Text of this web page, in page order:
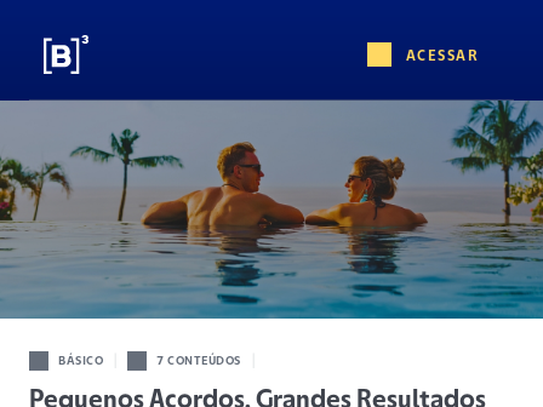
ACESSAR
BÁSICO 7 CONTEÚDOS
Pequenos Acordos, Grandes Resultados